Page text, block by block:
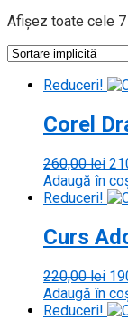
Afișez toate cele
Reduceri!
Corel
260,00lei
a
Adaugă în
Reduceri!
Curs
220,00lei
a
Adaugă în
Reduceri!